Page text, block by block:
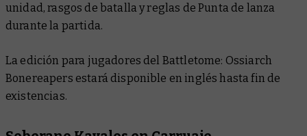
unidad, rasgos de batalla y reglas de Punta de lanza
durante la partida.
La edición para jugadores del Battletome: Ossiarch
Bonereapers estará disponible en inglés hasta fin de
existencias.